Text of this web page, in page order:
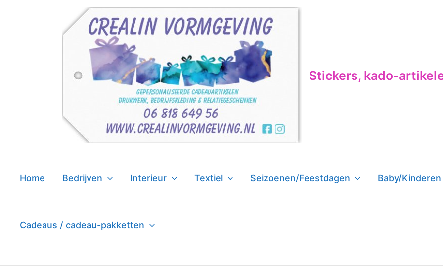
Stickers, kado-
Home Bedrijven Interieur Textiel Seizoenen/Feestdagen Baby/Kinderen
Cadeaus / cadeau-pakketten